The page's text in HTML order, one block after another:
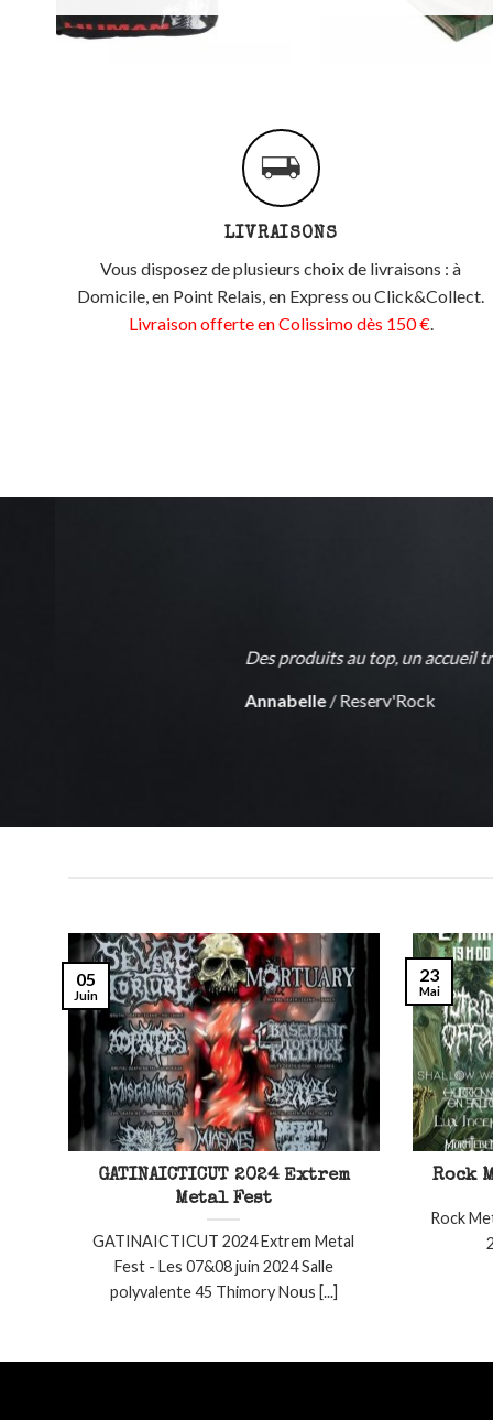
LIVRAISONS
Vous disposez de plusieurs choix de livraisons : à
Domicile, en Point Relais, en Express ou Click&Collect.
Livraison offerte en Colissimo dès 150 €.
à consommer sans modération !!
GATINAICTICUT 2024 Extrem
Metal Fest
GATINAICTICUT 2024 Extrem Metal
Fest - Les 07&08 juin 2024 Salle
polyvalente 45 Thimory Nous [...]
05
Juin
Rock
Rock
23
Mai